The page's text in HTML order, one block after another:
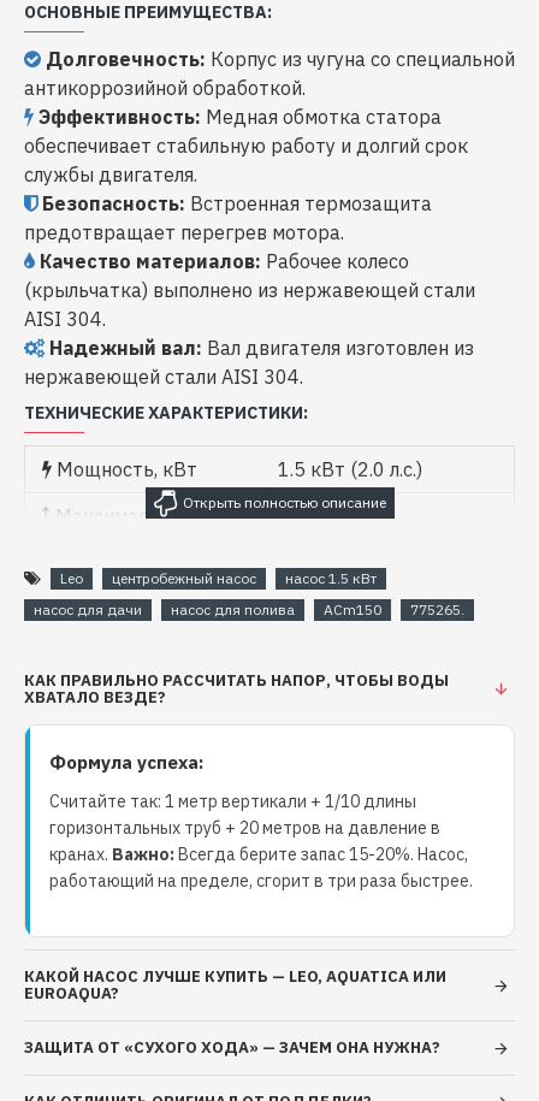
ОСНОВНЫЕ ПРЕИМУЩЕСТВА:
Долговечность: Корпус из чугуна со специальной
антикоррозийной обработкой.
Эффективность: Медная обмотка статора
обеспечивает стабильную работу и долгий срок
службы двигателя.
Безопасность: Встроенная термозащита
предотвращает перегрев мотора.
Качество материалов: Рабочее колесо
(крыльчатка) выполнено из нержавеющей стали
AISI 304.
Надежный вал: Вал двигателя изготовлен из
нержавеющей стали AISI 304.
ТЕХНИЧЕСКИЕ ХАРАКТЕРИСТИКИ:
Мощность, кВт
1.5 кВт (2.0 л.с.)
Максимальный
Производительность,
140 л/мин (8.4 м³/час)
Глубина
Материал корпуса
антикоррозийным
покрытием
Рабочее колесо
Нержавеющая сталь
AISI 304
Диаметр
патрубков (вх/вых)
1¼" / 1"
Гарантия
(официальная)
ОБЛАСТЬ ПРИМЕНЕНИЯ:
Leo центробежный насос
насос 1.5 кВт
насос для дачи
насос для полива ACm150 775265.
КАК ПРАВИЛЬНО РАССЧИТАТЬ НАПОР, ЧТОБЫ ВОДЫ
ХВАТАЛО ВЕЗДЕ?
Формула успеха:
Считайте так: 1 метр вертикали + 1/10 длины
горизонтальных труб + 20 метров на давление в
кранах. Важно:Всегда берите запас 15-20%. Насос,
работающий на пределе, сгорит в три раза быстрее.
КАКОЙ НАСОС ЛУЧШЕ КУПИТЬ — LEO, AQUATICA ИЛИ
EUROAQUA?
ЗАЩИТА ОТ «СУХОГО ХОДА» — ЗАЧЕМ ОНА НУЖНА?